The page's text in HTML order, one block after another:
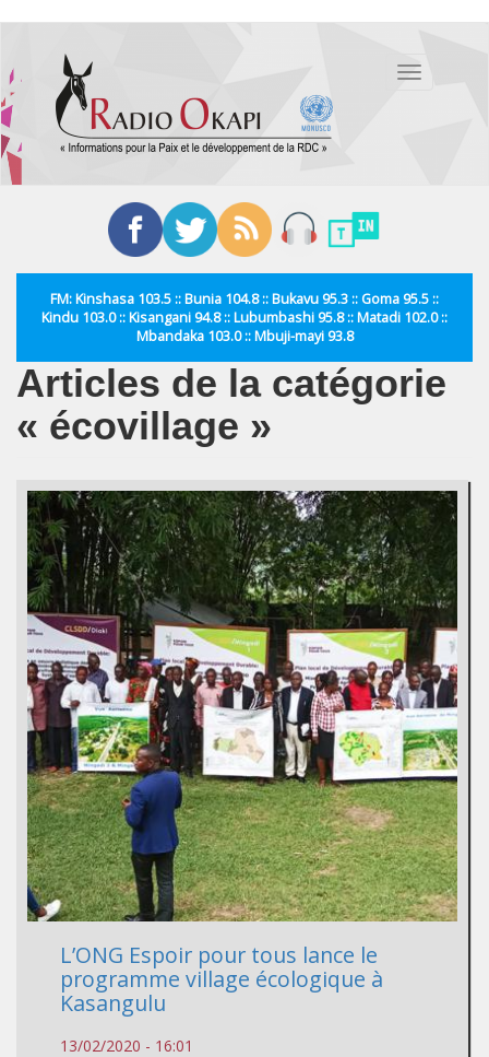
contenu
principal
Toggle
FM: Kinshasa 103.5 :: Bunia 104.8 :: Bukavu 95.3 :: Goma 95.5 ::
Kindu 103.0 :: Kisangani 94.8 :: Lubumbashi 95.8 :: Matadi 102.0 ::
Mbandaka 103.0 :: Mbuji-mayi 93.8
Articles de la catégorie
« écovillage »
L’ONG Espoir pour tous lance le
programme village écologique à
Kasangulu
13/02/2020 - 16:01